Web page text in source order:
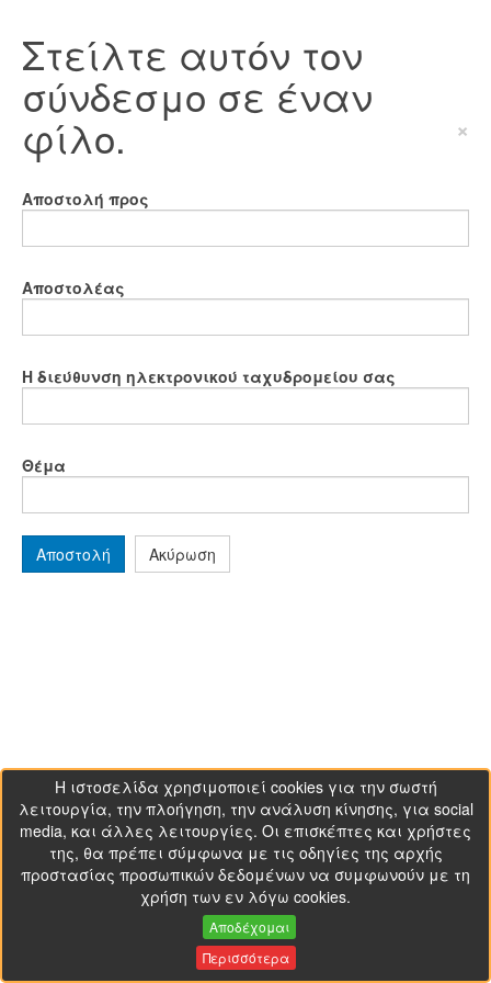
Στείλτε αυτόν τον
σύνδεσμο σε έναν
φίλο. ×
Αποστολή προς
Αποστολέας
Η διεύθυνση ηλεκτρονικού ταχυδρομείου σας
Θέμα
Αποστολή Ακύρωση
Η ιστοσελίδα χρησιμοποιεί cookies για την σωστή
λειτουργία, την πλοήγηση, την ανάλυση κίνησης, για social
media, και άλλες λειτουργίες. Οι επισκέπτες και χρήστες
της, θα πρέπει σύμφωνα με τις οδηγίες της αρχής
προστασίας προσωπικών δεδομένων να συμφωνούν με τη
χρήση των εν λόγω cookies.
Αποδέχομαι
Περισσότερα